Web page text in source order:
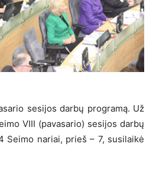
sesijos darbų programą. Už
VIII (pavasario) sesijos darbų
Seimo nariai, prieš – 7, susilaikė